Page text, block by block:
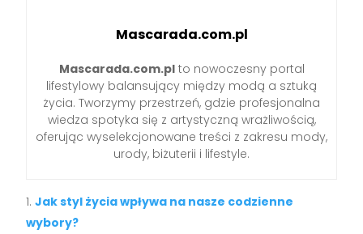
Mascarada.com.pl
Mascarada.com.plto nowoczesny portal
lifestylowy balansujący między modą a sztuką
życia. Tworzymy przestrzeń, gdzie profesjonalna
wiedza spotyka się z artystyczną wrażliwością,
oferując wyselekcjonowane treści z zakresu mody,
urody, biżuterii i lifestyle.
Jak styl życia wpływa na nasze codzienne
wybory?